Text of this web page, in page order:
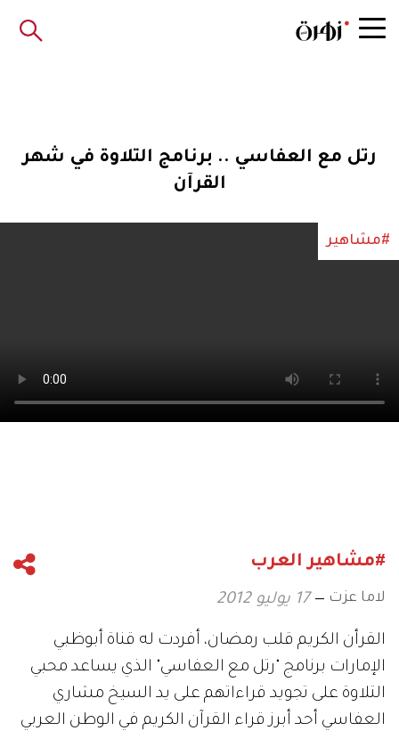
رتل مع العفاسي .. برنامج التلاوة في شهر
القرآن
#مشاهير
#مشاهير العرب
لاما عزت 17 يوليو 2012
القرأن الكريم قلب رمضان، أفردت له قناة أبوظبي
الإمارات برنامج "رتل مع العفاسي" الذي يساعد محبي
التلاوة على تجويد قراءاتهم على يد السيخ مشاري
العفاسي أحد أبرز قراء القرآن الكريم في الوطن العربي